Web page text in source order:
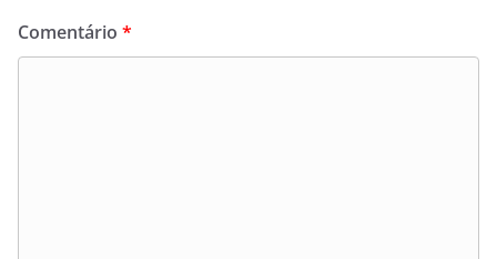
Comentário *